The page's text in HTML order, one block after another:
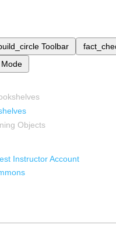
Toolbar
Objects
Instructor Account